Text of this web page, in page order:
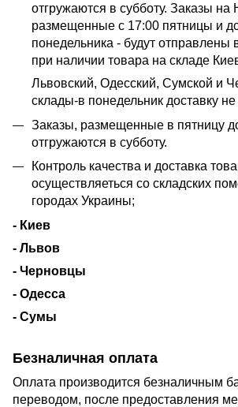
отгружаются в субботу. Заказы на
размещенные с 17:00 пятницы и
понедельника - будут отправлены
при наличии товара на складе
Львовский, Одесский, Сумской и
склады-в понедельник доставку
Заказы, размещенные в пятницу
отгружаются в субботу.
Контроль качества и доставка
осуществляеться со складских
городах Украины;
- Киев
- Львов
- Черновцы
- Одесса
- Сумы
Безналичная оплата
Оплата производится безналичным
переводом, после предоставления